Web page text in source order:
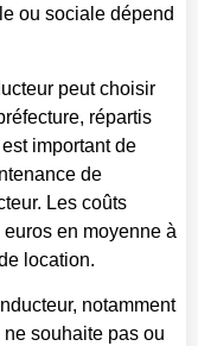
ou sociale dépend
peut choisir
répartis
important de
de
Les coûts
euros en moyenne à
location.
notamment
souhaite pas ou